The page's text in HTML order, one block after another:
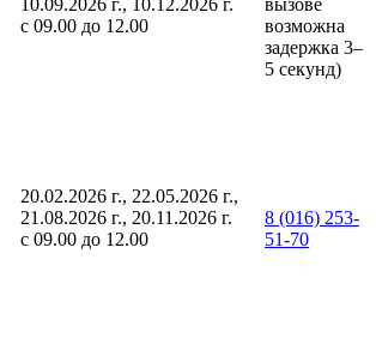
10.09.2026 г., 10.12.2026 г.
с 09.00 до 12.00
вызове
возможна
задержка 3–
5 секунд)
20.02.2026 г., 22.05.2026 г.,
21.08.2026 г., 20.11.2026 г.
с 09.00 до 12.00
8 (016) 253-
51-70